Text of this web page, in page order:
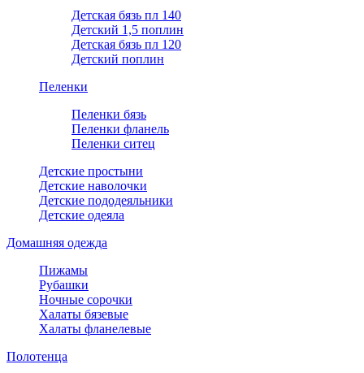
Детская бязь пл 140
Детский 1,5 поплин
Детская бязь пл 120
Детский поплин
Пеленки
Пеленки бязь
Пеленки фланель
Пеленки ситец
Детские простыни
Детские наволочки
Детские пододеяльники
Детские одеяла
Домашняя одежда
Пижамы
Рубашки
Ночные сорочки
Халаты бязевые
Халаты фланелевые
Полотенца